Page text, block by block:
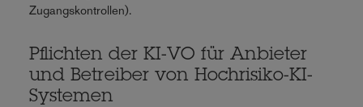
Zugangskontrollen).
Pflichten der KI-VO für Anbieter
und Betreiber von Hochrisiko-KI-
Systemen